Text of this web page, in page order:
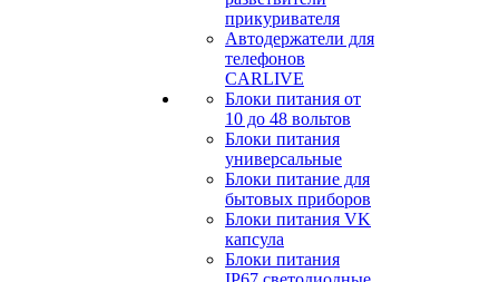
прикуривателя
Автодержатели для
телефонов
CARLIVE
Блоки питания от
10 до 48 вольтов
Блоки питания
универсальные
Блоки питание для
бытовых приборов
Блоки питания VK
капсула
Блоки питания